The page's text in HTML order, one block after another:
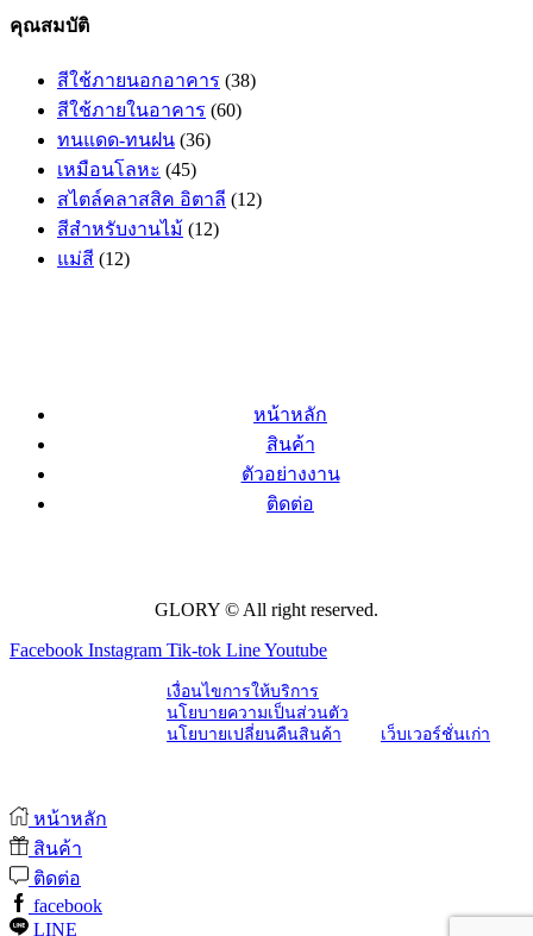
คุณสมบัติ
สีใช้ภายนอกอาคาร (38)
สีใช้ภายในอาคาร (60)
ทนแดด-ทนฝน (36)
เหมือนโลหะ (45)
สไตล์คลาสสิค อิตาลี (12)
สีสำหรับงานไม้ (12)
แม่สี (12)
หน้าหลัก
สินค้า
ตัวอย่างงาน
ติดต่อ
GLORY © All right reserved.
Facebook Instagram Tik-tok LineYoutube
เงื่อนไขการให้บริการ
นโยบายความเป็นส่วนตัว
นโยบายเปลี่ยนคืนสินค้า
เว็บเวอร์ชั่นเก่า
หน้าหลัก
สินค้า
ติดต่อ
facebook
LINE